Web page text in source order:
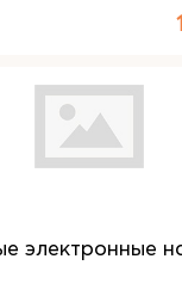
электронные